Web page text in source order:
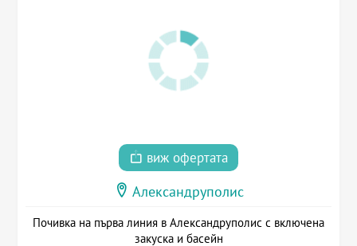
виж офертата
Александруполис
Почивка на първа линия в Александруполис с включена
закуска и басейн